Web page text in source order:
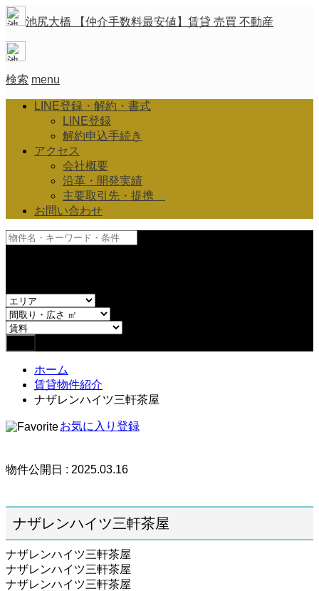
池尻大橋 【仲介手数料最安値】賃貸 売買 不動産
検索 menu
LINE登録・解約・書式
LINE登録
解約申込手続き
アクセス
会社概要
沿革・開発実績
主要取引先・提携
お問い合わせ
ホーム
賃貸物件紹介
ナザレンハイツ三軒茶屋
お気に入り登録
物件公開日 : 2025.03.16
ナザレンハイツ三軒茶屋
ナザレンハイツ三軒茶屋
ナザレンハイツ三軒茶屋
ナザレンハイツ三軒茶屋